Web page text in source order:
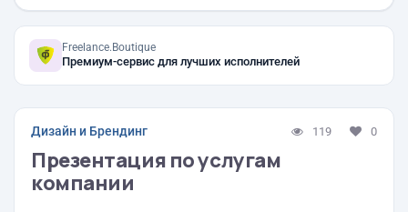
Freelance.Boutique
Премиум-сервис для лучших исполнителей
Дизайн и Брендинг 119 0
Презентация по услугам
компании